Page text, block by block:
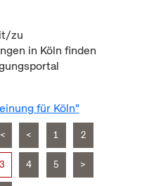
zu
in Köln finden
für Köln"
< 1 2
3 4 5 >